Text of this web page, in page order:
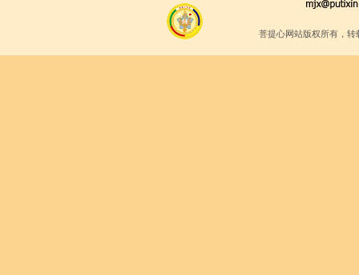
菩提心网站版权所有，